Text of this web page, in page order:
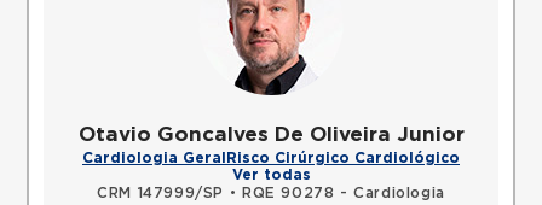
Otavio Goncalves De Oliveira Junior
Cardiologia Geral Risco Cirúrgico Cardiológico
Ver todas
CRM 147999/SP
•
RQE 90278 - Cardiologia